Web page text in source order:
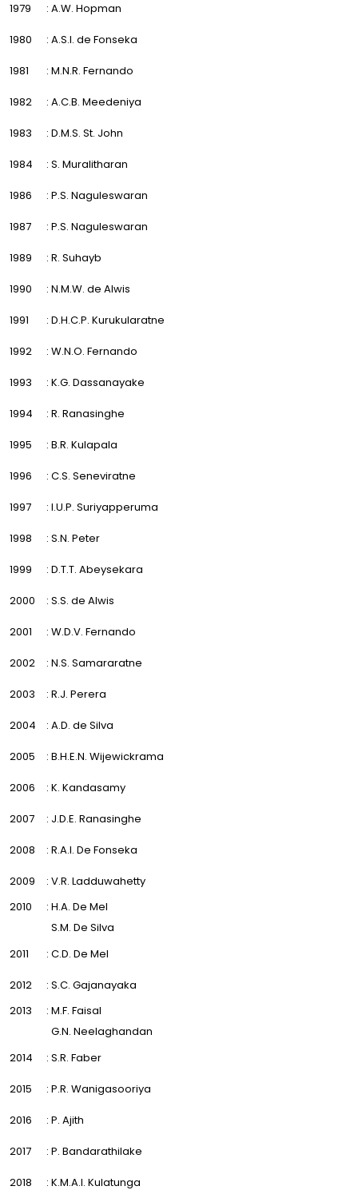
1979 : A.W. Hopman
1980 : A.S.I. de Fonseka
1981 : M.N.R. Fernando
1982 : A.C.B. Meedeniya
1983 : D.M.S. St. John
1984 : S. Muralitharan
1986 : P.S. Naguleswaran
1987 : P.S. Naguleswaran
1989 : R. Suhayb
1990 : N.M.W. de Alwis
1991 : D.H.C.P. Kurukularatne
1992 : W.N.O. Fernando
1993 : K.G. Dassanayake
1994 : R. Ranasinghe
1995 : B.R. Kulapala
1996 : C.S. Seneviratne
1997 : I.U.P. Suriyapperuma
1998 : S.N. Peter
1999 : D.T.T. Abeysekara
2000 : S.S. de Alwis
2001 : W.D.V. Fernando
2002 : N.S. Samararatne
2003 : R.J. Perera
2004 : A.D. de Silva
2005 : B.H.E.N. Wijewickrama
2006 : K. Kandasamy
2007 : J.D.E. Ranasinghe
2008 : R.A.I. De Fonseka
2009
: V.R. Ladduwahetty
2010
: H.A. De Mel
S.M. De Silva
2011
: C.D. De Mel
2012
: S.C. Gajanayaka
2013
: M.F. Faisal
G.N. Neelaghandan
2014
: S.R. Faber
2015 : P.R. Wanigasooriya
2016 : P. Ajith
2017 : P. Bandarathilake
2018 : K.M.A.I. Kulatunga